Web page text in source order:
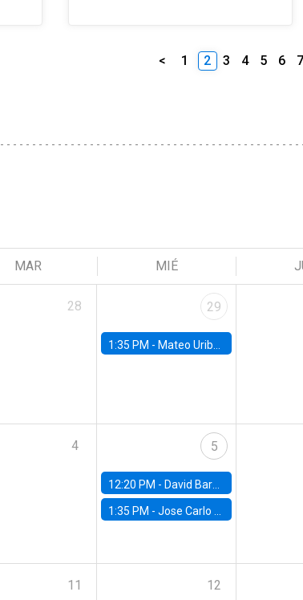
< 1 2 3 4 5 6 7
MAR MIÉ
28 29
1:35 PM - Mateo Uribe-Castro, Universidad de los Andes (Colombia)
4 5
12:20 PM - David Bardey, Universidad de los Andes - CEDE
1:35 PM -Jose Carlo Bermudez, UC (ME) & World Bank
11 12